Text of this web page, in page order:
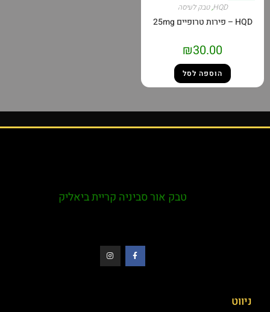
HQD
,טבק לעיסה
HQD – פירות טרופיים 25mg
₪30.00
הוספה לסל
טבק אור סביניה קריית ביאליק
ניווט